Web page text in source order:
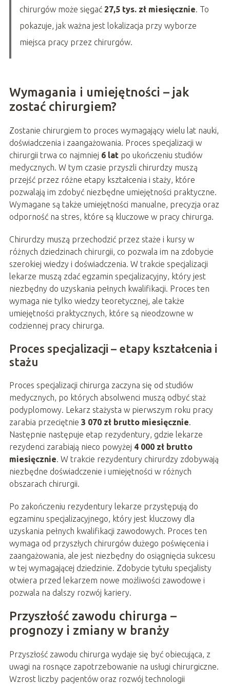
chirurgów może sięgać 27,5 tys. zł miesięcznie. To
pokazuje, jak ważna jest lokalizacja przy wyborze
miejsca pracy przez chirurgów.
Wymagania i umiejętności – jak
zostać chirurgiem?
Zostanie chirurgiem to proces wymagający wielu lat nauki,
doświadczenia i zaangażowania. Proces specjalizacji w
chirurgii trwa co najmniej 6 latpo ukończeniu studiów
medycznych. W tym czasie przyszli chirurdzy muszą
przejść przez różne etapy kształcenia i staży, które
pozwalają im zdobyć niezbędne umiejętności praktyczne.
Wymagane są także umiejętności manualne, precyzja oraz
odporność na stres, które są kluczowe w pracy chirurga.
Chirurdzy muszą przechodzić przez staże i kursy w
różnych dziedzinach chirurgii, co pozwala im na zdobycie
szerokiej wiedzy i doświadczenia. W trakcie specjalizacji
lekarze muszą zdać egzamin specjalizacyjny, który jest
niezbędny do uzyskania pełnych kwalifikacji. Proces ten
wymaga nie tylko wiedzy teoretycznej, ale także
umiejętności praktycznych, które są nieodzowne w
codziennej pracy chirurga.
Proces specjalizacji – etapy kształcenia i
stażu
Proces specjalizacji chirurga zaczyna się od studiów
medycznych, po których absolwenci muszą odbyć staż
podyplomowy. Lekarz stażysta w pierwszym roku pracy
zarabia przeciętnie 3 070 zł brutto miesięcznie.
Następnie następuje etap rezydentury, gdzie lekarze
rezydenci zarabiają nieco powyżej 4 000 zł brutto
miesięcznie. W trakcie rezydentury chirurdzy zdobywają
niezbędne doświadczenie i umiejętności w różnych
obszarach chirurgii.
Po zakończeniu rezydentury lekarze przystępują do
egzaminu specjalizacyjnego, który jest kluczowy dla
uzyskania pełnych kwalifikacji zawodowych. Proces ten
wymaga od przyszłych chirurgów dużego poświęcenia i
zaangażowania, ale jest niezbędny do osiągnięcia sukcesu
w tej wymagającej dziedzinie. Zdobycie tytułu specjalisty
otwiera przed lekarzem nowe możliwości zawodowe i
pozwala na dalszy rozwój kariery.
Przyszłość zawodu chirurga –
prognozy i zmiany w branży
Przyszłość zawodu chirurga wydaje się być obiecująca, z
uwagi na rosnące zapotrzebowanie na usługi chirurgiczne.
Wzrost liczby pacjentów oraz rozwój technologii